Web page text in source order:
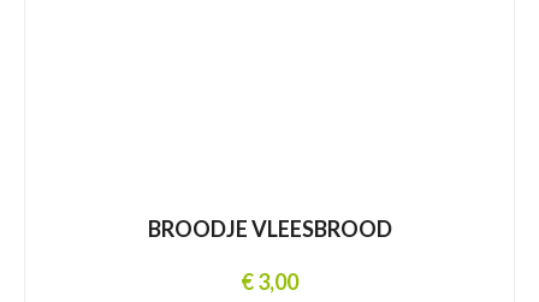
BROODJE VLEESBROOD
€ 3,00